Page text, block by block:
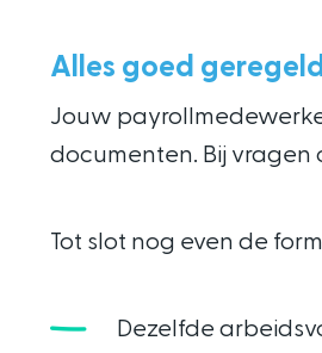
Alles goed
Jouw
documenten. Bij vragen
Tot slot nog even de
Dezelfde